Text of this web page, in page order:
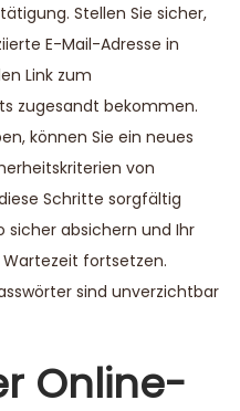
Stellen Sie sicher,
E-Mail-Adresse in
Link zum
zugesandt bekommen.
können Sie ein neues
von
Schritte sorgfältig
sicher absichern und Ihr
fortsetzen.
sind unverzichtbar
Online-